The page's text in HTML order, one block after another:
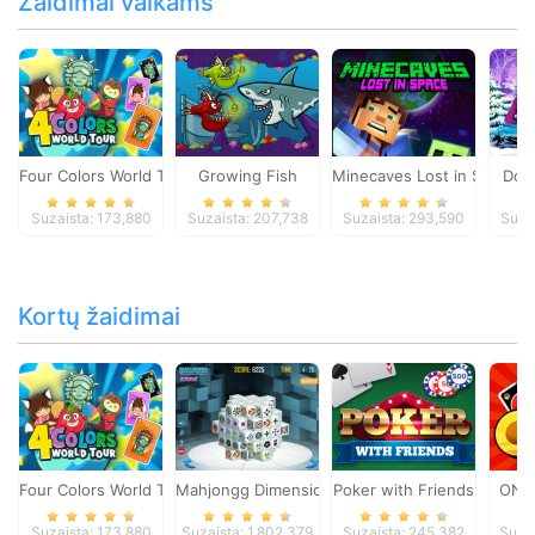
Four Colors World Tour
Suzaista: 173,880
Growing Fish
Suzaista: 207,738
Minecaves Lost in Space
Suzaista: 293,590
Kortų žaidimai
Four Colors World TourMahjongg DimensionsPoker with Friends